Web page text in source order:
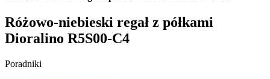
Różowo-niebieski regał z półkami
Dioralino R5S00-C4
Poradniki